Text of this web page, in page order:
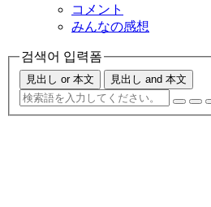
コメント
みんなの感想
검색어 입력폼
見出し or 本文 見出し and 本文